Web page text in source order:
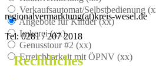
Verkaufsautomat/Selbstbedienung (
Angebote für Kinder (xx)
Imkerei (xx)
Genusstour #2 (xx)
Erreichbarkeit mit ÖPNV (xx)
regionalvermarktung(at)kreis-wesel.de
Tel: 0281 / 207 2018
Rechtliches